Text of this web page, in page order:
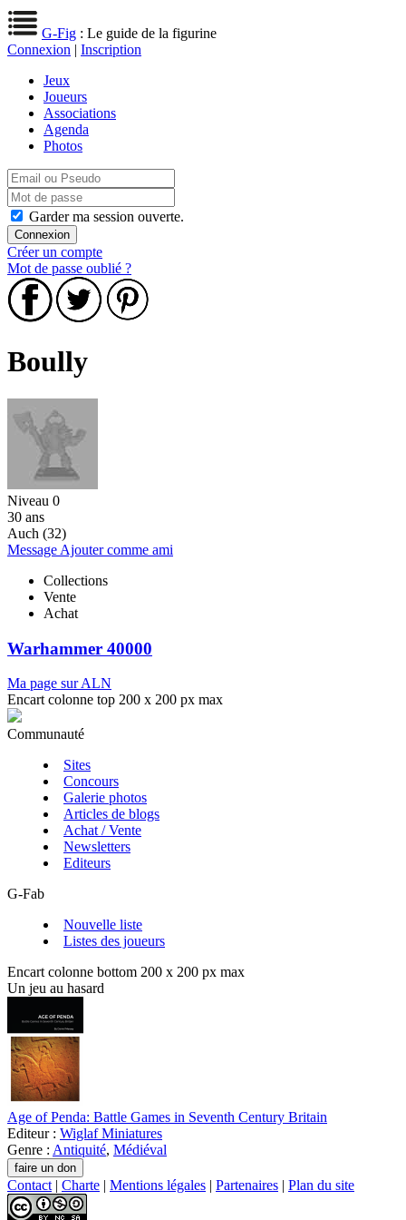
G-Fig : Le guide de la figurine
Connexion | Inscription
Jeux
Joueurs
Associations
Agenda
Photos
Garder ma session ouverte.
Créer un compte
Mot de passe oublié ?
Boully
Niveau 0
30 ans
Auch (32)
Message Ajouter comme ami
Collections
Vente
Achat
Warhammer 40000
Ma page sur ALN
Encart colonne top 200 x 200 px max
Communauté
Sites
Concours
Galerie photos
Articles de blogs
Achat / Vente
Newsletters
Editeurs
G-Fab
Nouvelle liste
Listes des joueurs
Encart colonne bottom 200 x 200 px max
Un jeu au hasard
Age of Penda: Battle Games in Seventh Century Britain
Editeur : Wiglaf Miniatures
Genre : Antiquité, Médiéval
Contact | Charte | Mentions légales | Partenaires | Plan du site